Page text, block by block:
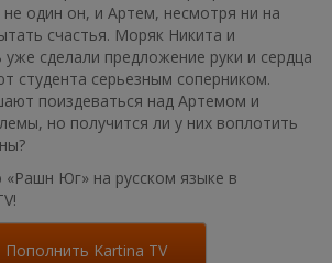
один он, и Артем, несмотря ни на
счастья. Моряк Никита и
уже сделали предложение руки и сердца
студента серьезным соперником.
поиздеваться над Артемом и
но получится ли у них воплотить
Юг» на русском языке в
Пополнить Kartina TV